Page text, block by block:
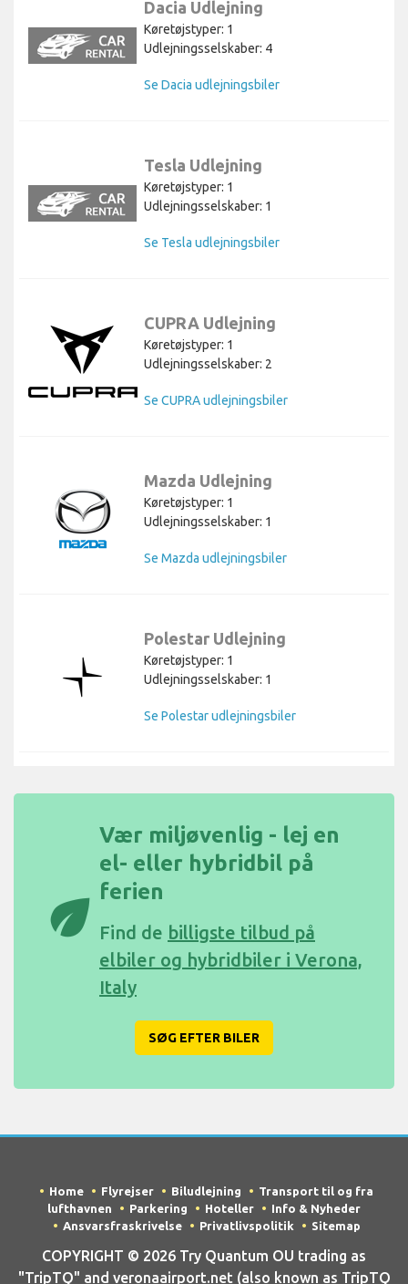
Dacia Udlejning
Køretøjstyper: 1
Udlejningsselskaber: 4
Se Dacia udlejningsbiler
Tesla Udlejning
Køretøjstyper: 1
Udlejningsselskaber: 1
Se Tesla udlejningsbiler
CUPRA Udlejning
Køretøjstyper: 1
Udlejningsselskaber: 2
Se CUPRA udlejningsbiler
Mazda Udlejning
Køretøjstyper: 1
Udlejningsselskaber: 1
Se Mazda udlejningsbiler
Polestar Udlejning
Køretøjstyper: 1
Udlejningsselskaber: 1
Se Polestar udlejningsbiler
eco
Vær miljøvenlig - lej en
el- eller hybridbil på
ferien
Find de billigste tilbud på
elbiler og hybridbiler i Verona,
Italy
SØG EFTER BILER
Home Flyrejser Biludlejning
Transport til og fra
lufthavnen
Parkering Hoteller
Info & Nyheder
Ansvarsfraskrivelse
Privatlivspolitik Sitemap
COPYRIGHT © 2026 Try Quantum OU trading as
"TripTQ" and veronaairport.net (also known as TripTQ